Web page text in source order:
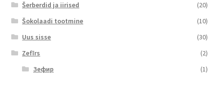
Šerberdid ja iirised
(20)
Šokolaadi tootmine
(10)
Uus sisse
(30)
Zefīrs
(2)
Зефир
(1)